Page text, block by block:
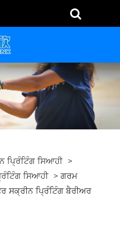
ਪ੍ਰਿੰਟਿੰਗ ਸਿਆਹੀ >
ਸਿਆਹੀ > ਗਰਮ
ਸਕ੍ਰੀਨ ਪ੍ਰਿੰਟਿੰਗ ਬੈਰੀਅਰ